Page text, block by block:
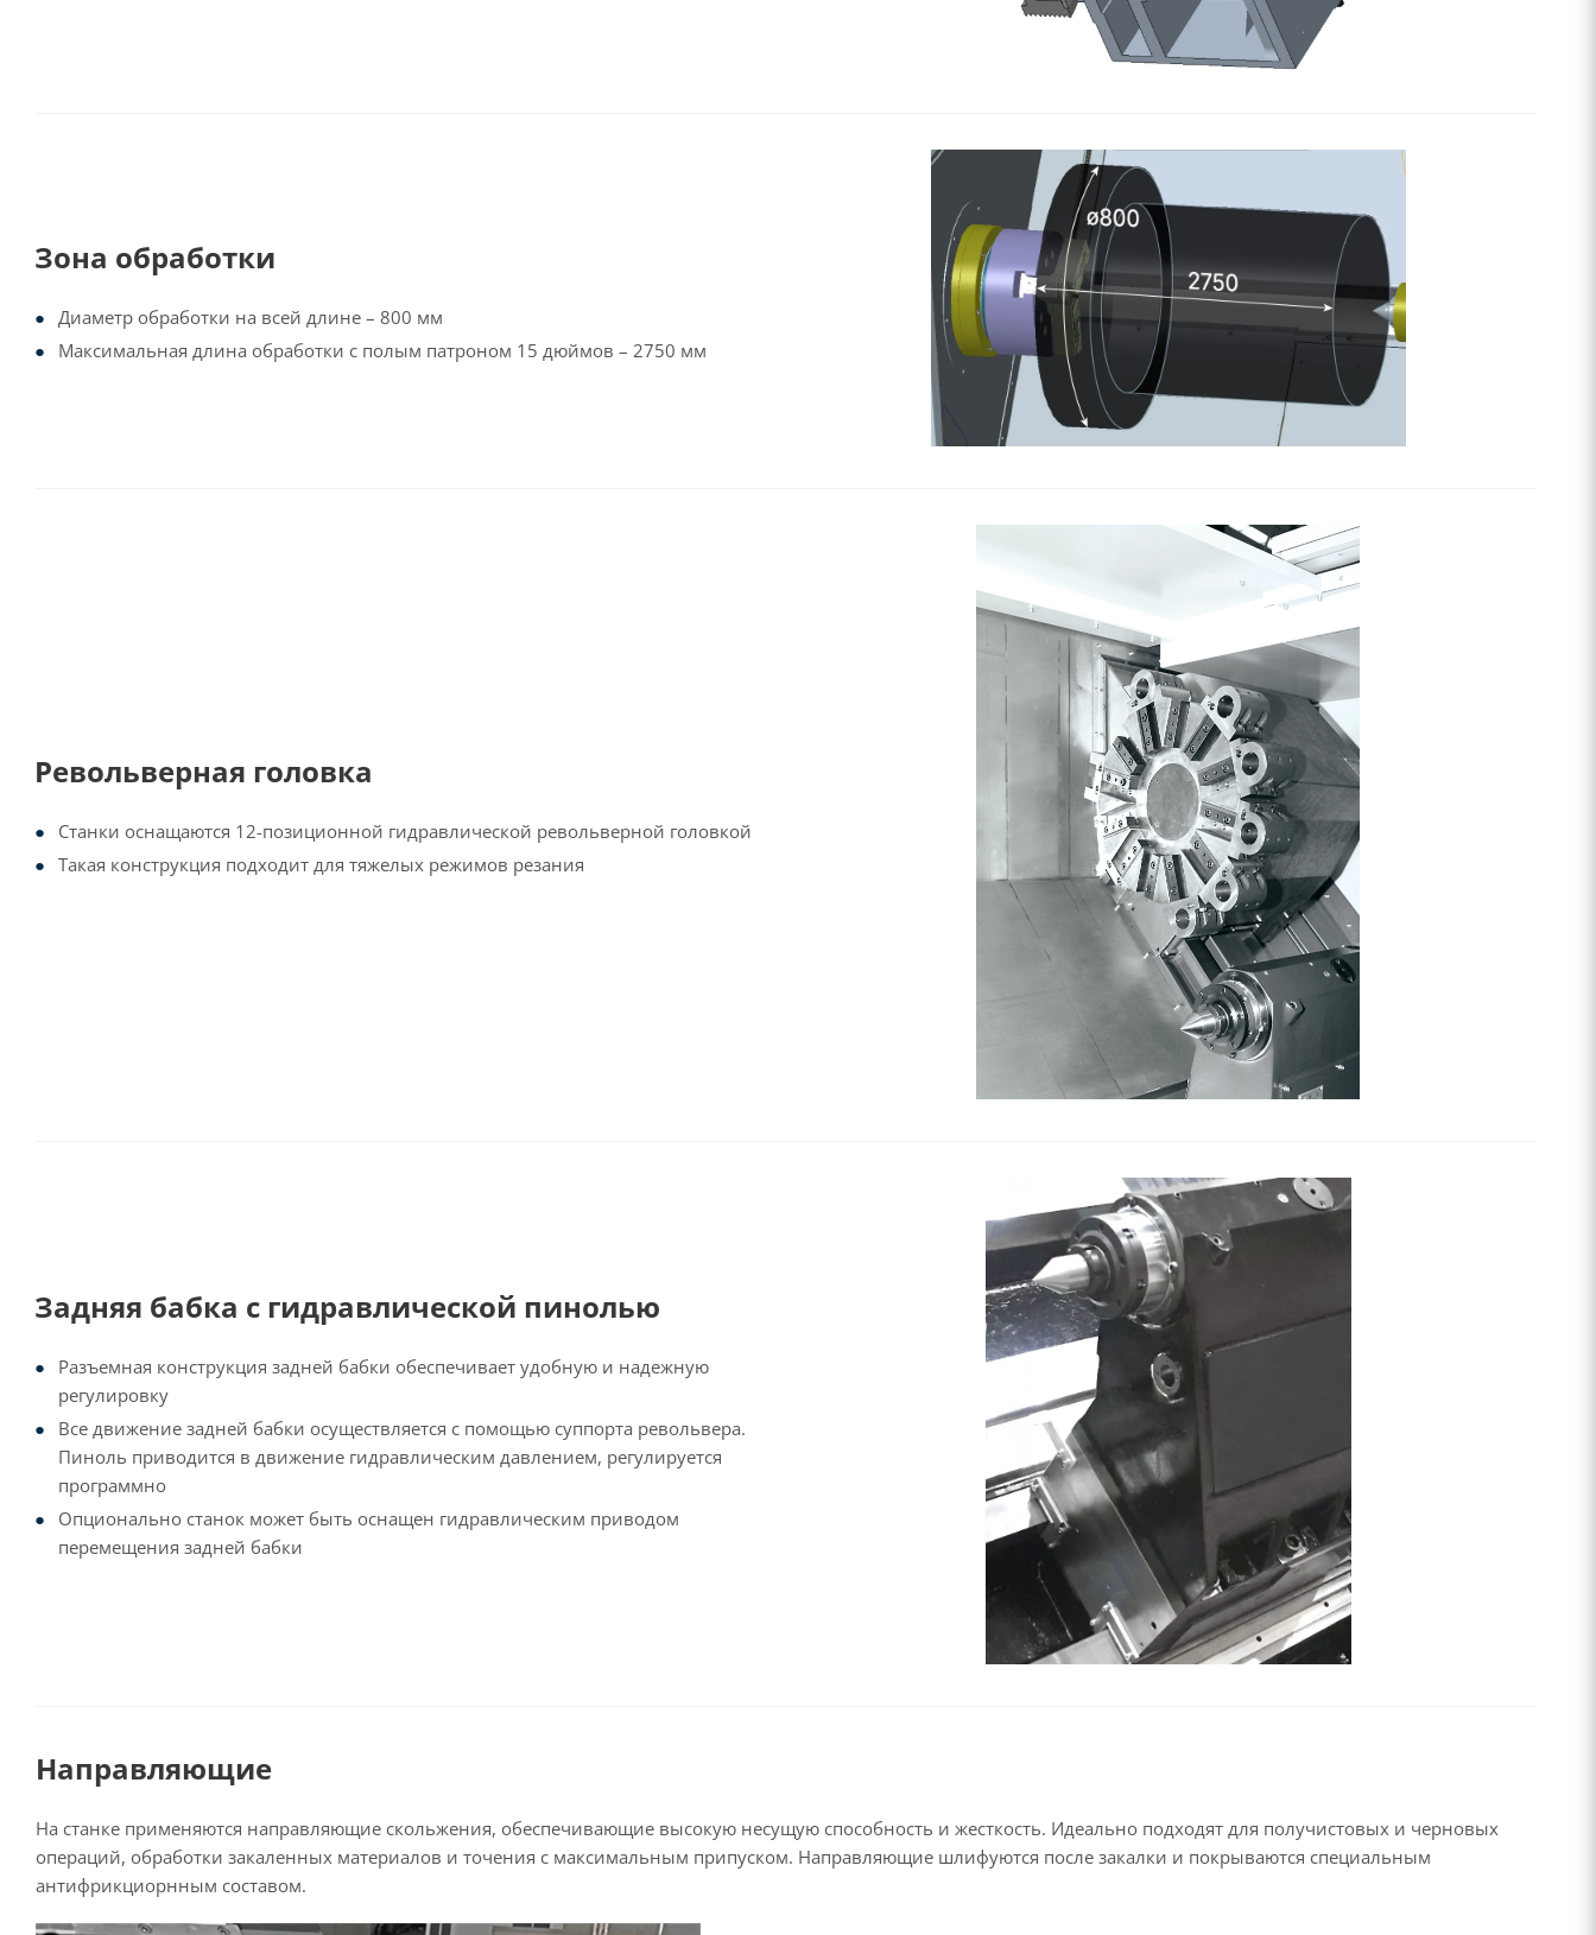
Зона обработки
Диаметр обработки на всей длине – 800 мм
Максимальная длина обработки с полым патроном 15 дюймов – 2750 мм
Револьверная головка
Станки оснащаются 12-позиционной гидравлической револьверной головкой
Такая конструкция подходит для тяжелых режимов резания
Задняя бабка с гидравлической пинолью
Разъемная конструкция задней бабки обеспечивает удобную и надежную
регулировку
Все движение задней бабки осуществляется с помощью суппорта револьвера.
Пиноль приводится в движение гидравлическим давлением, регулируется
программно
Опционально станок может быть оснащен гидравлическим приводом
перемещения задней бабки
Направляющие
На станке применяются направляющие скольжения, обеспечивающие высокую несущую способность и жесткость. Идеально подходят для получистовых и черновых
операций, обработки закаленных материалов и точения с максимальным припуском. Направляющие шлифуются после закалки и покрываются специальным
антифрикциорнным составом.